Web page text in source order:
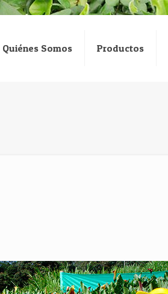
Quiénes Somos Productos